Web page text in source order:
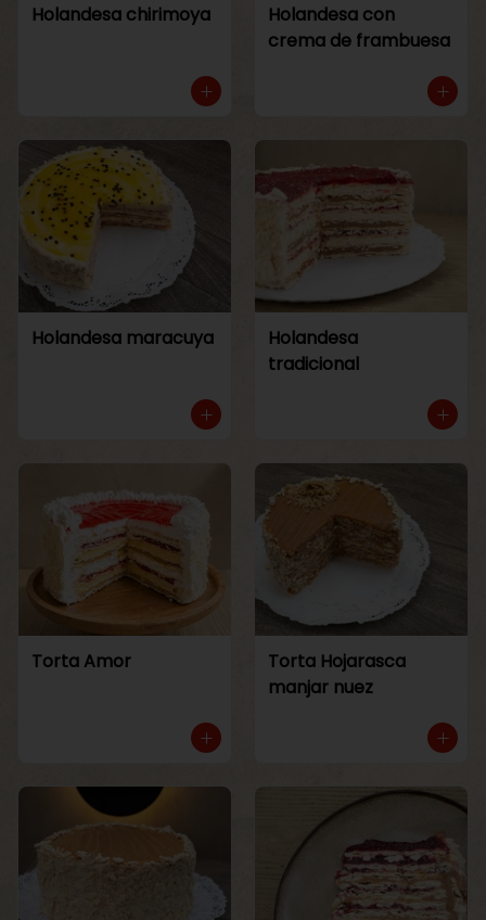
Holandesa chirimoya
Holandesa con
crema de frambuesa
Holandesa maracuya
Holandesa
tradicional
Torta Amor
Torta Hojarasca
manjar nuez